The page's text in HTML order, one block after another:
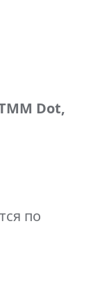
Dot,
по